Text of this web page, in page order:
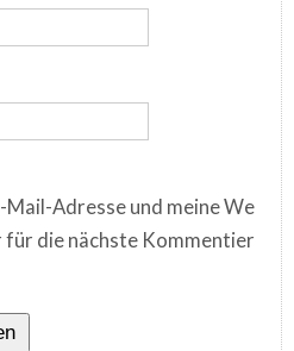
Mail-Adresse und meine We
für die nächste Kommentier